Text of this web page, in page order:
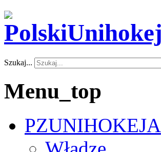
Szukaj...
Menu_top
PZUNIHOKEJA